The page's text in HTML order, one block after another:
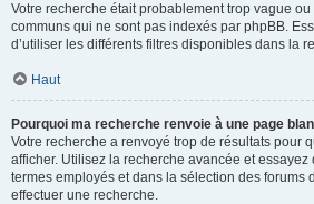
Votre recherche était probablement trop vague
communs qui ne sont pas indexés par phpBB.
d’utiliser les différents filtres disponibles dans la
Haut
Pourquoi ma recherche renvoie à une page
Votre recherche a renvoyé trop de résultats pour
afficher. Utilisez la recherche avancée et essayez
termes employés et dans la sélection des forums
effectuer une recherche.